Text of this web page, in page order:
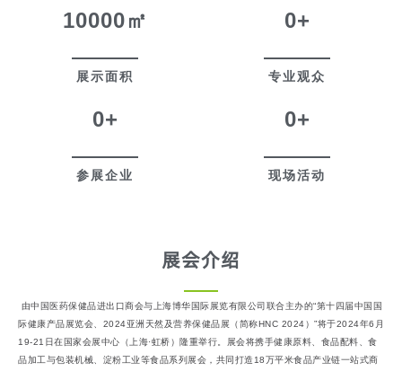
10000㎡
展示面积
0+
专业观众
0+
参展企业
0+
现场活动
展会介绍
由中国医药保健品进出口商会与上海博华国际展览有限公司联合主办的“第十四届中国国
际健康产品展览会、2024亚洲天然及营养保健品展（简称HNC 2024）”将于2024年6月
19-21日在国家会展中心（上海·虹桥）隆重举行。展会将携手健康原料、食品配料、食
品加工与包装机械、淀粉工业等食品系列展会，共同打造18万平米食品产业链一站式商